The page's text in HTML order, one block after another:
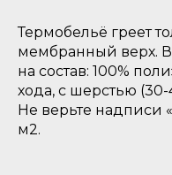
Термобельё греет
мембранный верх. В
на состав: 100%
хода, с шерстью
Не верьте надписи
м2.